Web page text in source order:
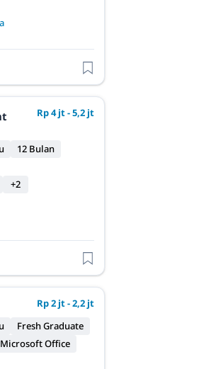
Rp 4 jt - 5,2 jt
12 Bulan
+2
Rp 2 jt - 2,2 jt
Fresh Graduate
Microsoft Office